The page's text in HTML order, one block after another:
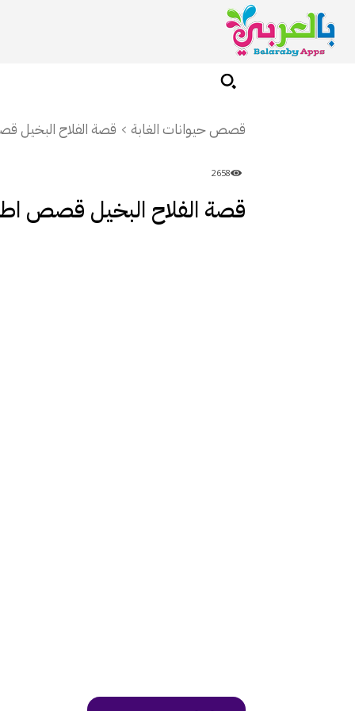
قصص حيوانات الغابة قصة الفلاح
2658
قصة الفلاح البخيل قصص